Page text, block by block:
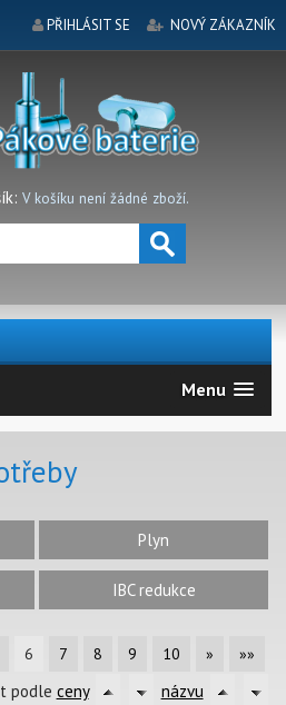
PŘIHLÁSIT SE NOVÝ ZÁKAZNÍK
: V košíku není žádné zboží.
Menu
Plyn
IBC redukce
6 7 8 9 10 » »»
podle ceny názvu